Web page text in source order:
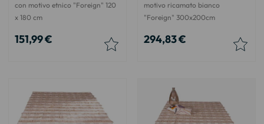
con motivo etnico "Foreign" 120
x 180 cm
151,99 €
motivo ricamato bianco
"Foreign" 300x200cm
294,83 €